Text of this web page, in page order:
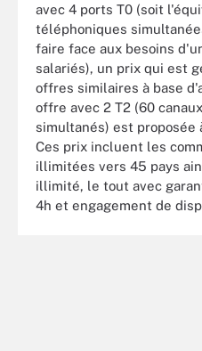
avec 4 ports T0 (soit
téléphoniques
faire face aux besoins
salariés), un prix qui est
offres similaires à base
offre avec 2 T2 (60
simultanés) est proposée
Ces prix incluent les
illimitées vers 45 pays
illimité, le tout avec
4h et engagement de